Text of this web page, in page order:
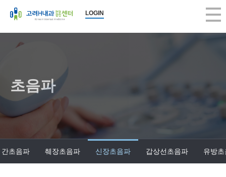
LOGIN
초음파
간초음파 췌장초음파 신장초음파 갑상선초음파 유방